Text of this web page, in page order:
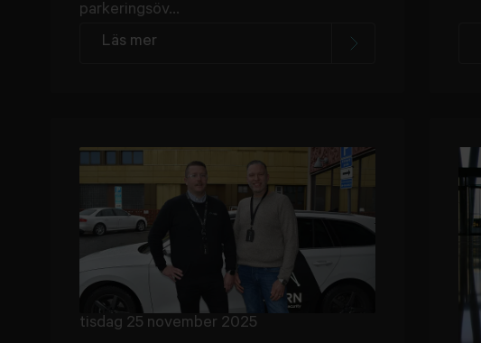
parkeringsöv...
Läs mer
tisdag 25 november 2025